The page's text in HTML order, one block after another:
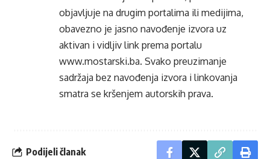
objavljuje na drugim portalima ili medijima,
obavezno je jasno navođenje izvora uz
aktivan i vidljiv link prema portalu
www.mostarski.ba. Svako preuzimanje
sadržaja bez navođenja izvora i linkovanja
smatra se kršenjem autorskih prava.
Podijeli članak